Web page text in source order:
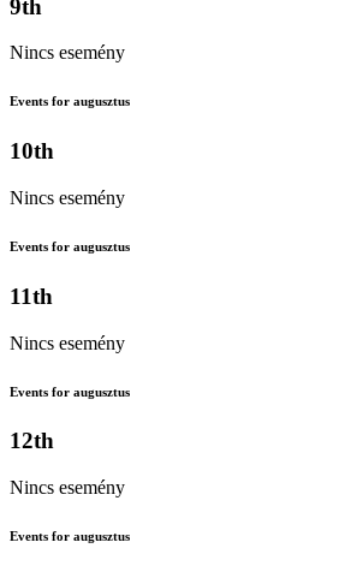
9th
Nincs esemény
Events for augusztus
10th
Nincs esemény
Events for augusztus
11th
Nincs esemény
Events for augusztus
12th
Nincs esemény
Events for augusztus